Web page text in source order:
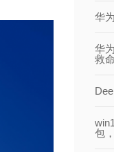
华
华
救
包